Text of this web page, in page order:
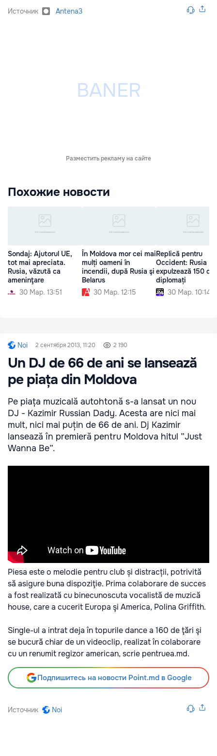
Источник Antena3
Разместить рекламу на сайте
Похожие новости
Sondaj: Ajutorul UE,
tot mai apreciata.
Rusia, văzută ca
ameninţare
30 Мар. 13:51
În Moldova mor cei mai
mulți oameni în
incendii, după Rusia şi
Belarus
30 Мар. 12:15
Replică pentru
Occident: Rusia
expulzează 150 de
diplomați
30 Мар. 10:14
Noi 2 сентября 2013, 11:20 2 190
Un DJ de 66 de ani se lansează
pe piața din Moldova
Pe piața muzicală autohtonă s-a lansat un nou
DJ - Kazimir Russian Dady. Acesta are nici mai
mult, nici mai puțin de 66 de ani. Dj Kazimir
lansează în premieră pentru Moldova hitul ”Just
Wanna Be”.
Piesa este o melodie pentru club și distracții, potrivită
să asigure buna dispoziţie. Prima colaborare de succes
a fost realizată cu binecunoscuta vocalistă de muzică
house, care a cucerit Europa şi America, Polina Griffith.
Single-ul a intrat deja în topurile dance a 160 de ţări şi
se bucură chiar de un videoclip, realizat în colaborare
cu un renumit regizor american, scrie pentruea.md.
Подпишитесь на новости Point.md в Google
Источник Noi